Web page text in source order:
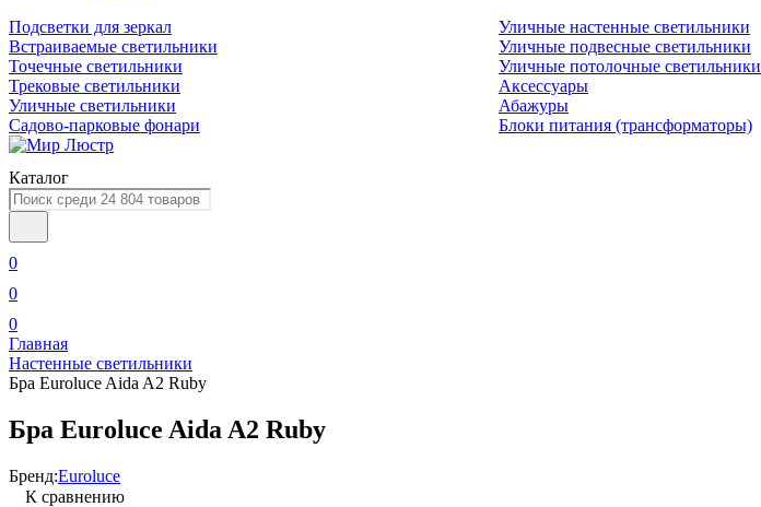
Подсветки для зеркал
Встраиваемые светильники
Точечные светильники
Трековые светильники
Уличные светильники
Садово-парковые фонари
Уличные настенные светильники
Уличные подвесные светильники
Уличные потолочные светильники
Аксессуары
Абажуры
Блоки питания (трансформаторы)
Каталог
0
0
0
Главная
Настенные светильники
Бра Euroluce Aida A2 Ruby
Бра Euroluce Aida A2 Ruby
Бренд:Euroluce
К сравнению